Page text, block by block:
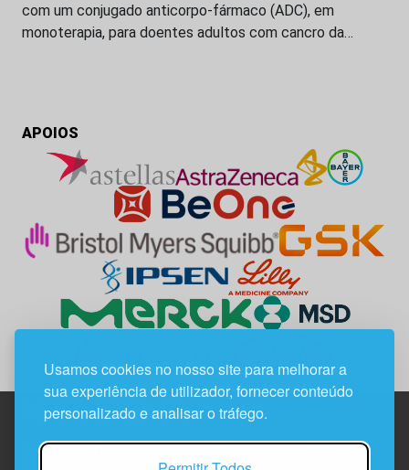
Usamos cookies no nosso site para melhorar a
sua experiência de utilizador, fornecer conteúdo
personalizado e analisar o tráfego.
com um conjugado anticorpo-fármaco (ADC), em
monoterapia, para doentes adultos com cancro da…
APOIOS
Edif. Lisboa Oriente | Av. Infante D. Henrique, n.º 333H, esc.